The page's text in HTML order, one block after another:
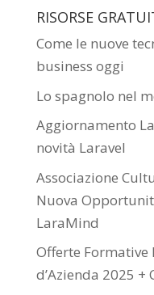
RISORSE
Come le nuove
business oggi
Lo spagnolo nel
Aggiornamento
novità Laravel
Associazione
Nuova
LaraMind
Offerte
d’Azienda 2025